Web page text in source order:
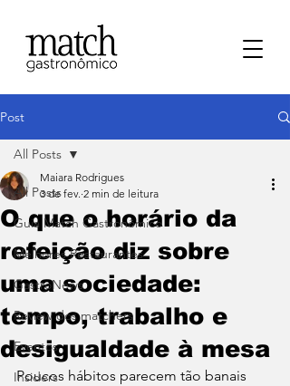
Post
All Posts
⁠Guia Match Gastronômico
Melhores Restaurantes
⁠GastroNews
Review dos matchers
Eventos
⁠Insiders
All Posts
O que o horário da
refeição diz sobre
uma sociedade:
tempo, trabalho e
desigualdade à mesa
Maiara Rodrigues
3 de fev. 2 min de leitura
Poucos hábitos parecem tão banais